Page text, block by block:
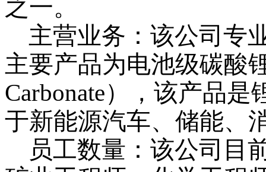
之一。
主营业务：该公司专
主要产品为电池级碳酸
Carbonate），该产品
于新能源汽车、储能、
员工数量：该公司目